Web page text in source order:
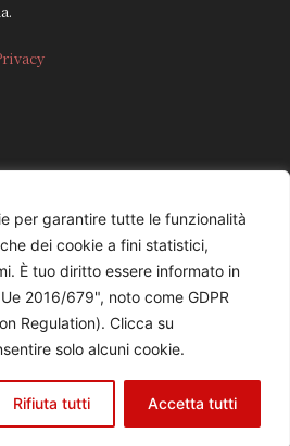
per garantire tutte le funzionalità
dei cookie a fini statistici,
È tuo diritto essere informato in
2016/679", noto come GDPR
Regulation). Clicca su
solo alcuni cookie.
Rifiuta tutti Accetta tutti